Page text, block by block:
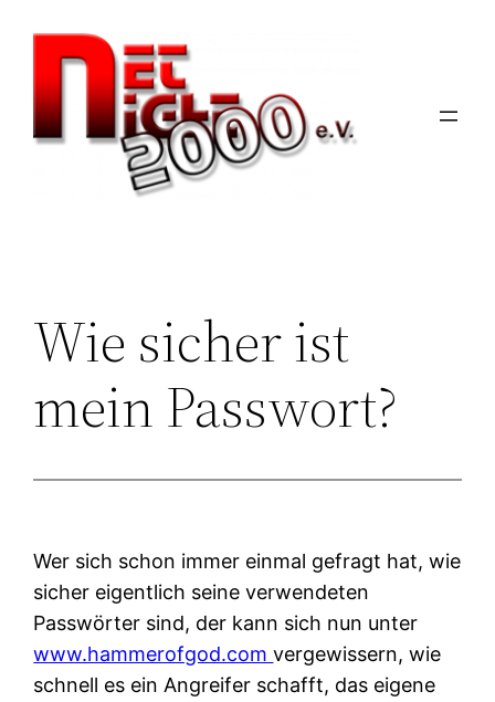
Inhalt
springen
Wie sicher ist
mein Passwort?
Wer sich schon immer einmal gefragt hat, wie
sicher eigentlich seine verwendeten
Passwörter sind, der kann sich nun unter
www.hammerofgod.comvergewissern, wie
schnell es ein Angreifer schafft, das eigene